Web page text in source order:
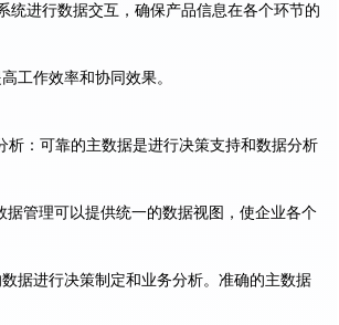
统进行数据交互，确保产品信息在各个环节的
工作效率和协同效果。
析：可靠的主数据是进行决策支持和数据分析
据管理可以提供统一的数据视图，使企业各个
据进行决策制定和业务分析。准确的主数据